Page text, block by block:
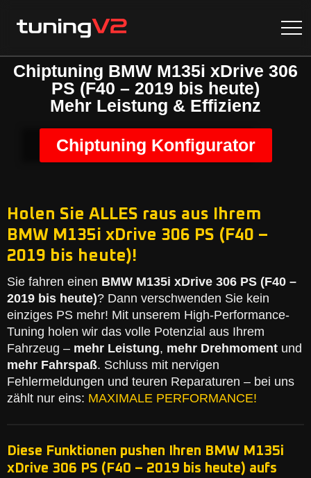
Chiptuning BMW M135i xDrive 306
PS (F40 – 2019 bis heute)
Mehr Leistung & Effizienz
Chiptuning Konfigurator
Holen Sie ALLES raus aus Ihrem
BMW M135i xDrive 306 PS (F40 –
2019 bis heute)!
Sie fahren einen BMW M135i xDrive 306 PS (F40 –
2019 bis heute)? Dann verschwenden Sie kein
einziges PS mehr! Mit unserem High-Performance-
Tuning holen wir das volle Potenzial aus Ihrem
Fahrzeug – mehr Leistung, mehr Drehmoment und
mehr Fahrspaß. Schluss mit nervigen
Fehlermeldungen und teuren Reparaturen – bei uns
zählt nur eins: MAXIMALE PERFORMANCE!
Diese Funktionen pushen Ihren BMW M135i
xDrive 306 PS (F40 – 2019 bis heute) aufs